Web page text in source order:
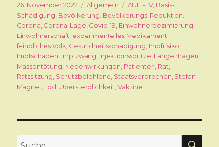
Veröffentlicht
am
26. November 2022 Kategorien
Allgemein Schlagwörter
AUF1-TV Basis-
Schädigung Bevölkerung Bevölkerungs-Reduktion
Corona Corona-Lage Covid-19 Einwohnerdezimierung
Einwohnerschaft experimentelles Medikament
feindliches Volk Gesundheitsschädigung Impfrisiko
Impfschäden Impfzwang Injektionsspritze Langenhagen
Massentötung Nebenwirkungen Patienten Rat
Ratssitzung Schutzbefohlene Staatsverbrechen Stefan
Magnet ,Tod Übersterblichkeit ,Vakzine
Suche